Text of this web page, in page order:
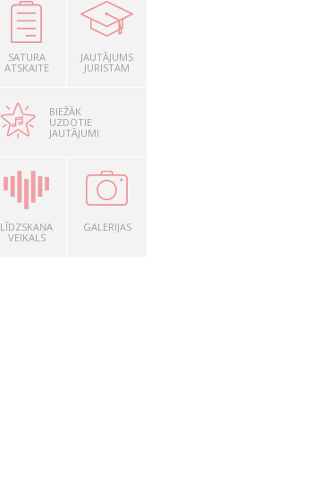
SATURA
ATSKAITE
JAUTĀJUMS
JURISTAM
BIEŽĀK
UZDOTIE
JAUTĀJUMI
LĪDZSKAŅA
VEIKALS
GALERIJAS